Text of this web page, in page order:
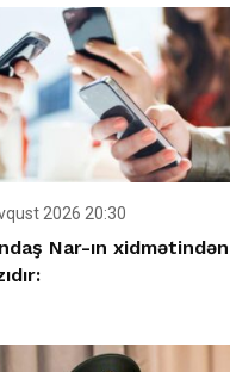
2026 20:30
Nar-ın xidmətindən